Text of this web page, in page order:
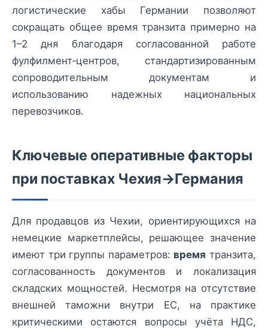
логистические хабы Германии позволяют
сокращать общее время транзита примерно на
1–2 дня благодаря согласованной работе
фулфилмент‑центров, стандартизированным
сопроводительным документам и
использованию надежных национальных
перевозчиков.
Ключевые оперативные факторы
при поставках Чехия→Германия
Для продавцов из Чехии, ориентирующихся на
немецкие маркетплейсы, решающее значение
имеют три группы параметров: время транзита,
согласованность документов и локализация
складских мощностей. Несмотря на отсутствие
внешней таможни внутри ЕС, на практике
критическими остаются вопросы учёта НДС,